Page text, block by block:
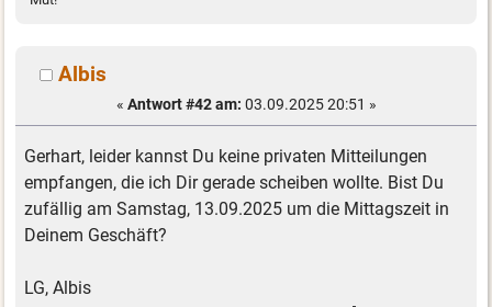
Albis
« Antwort #42 am: 03.09.2025 20:51 »
Gerhart, leider kannst Du keine privaten Mitteilungen
empfangen, die ich Dir gerade scheiben wollte. Bist Du
zufällig am Samstag, 13.09.2025 um die Mittagszeit in
Deinem Geschäft?
LG, Albis